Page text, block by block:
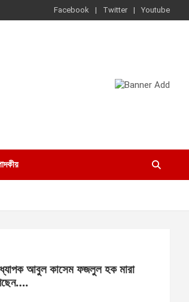
Facebook Twitter Youtube
আবুল কাসেম ফজলুল হক মারা